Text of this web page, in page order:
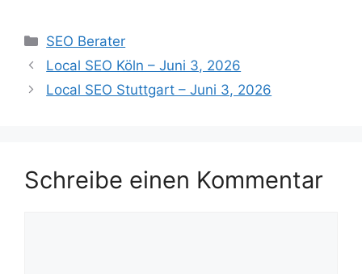
Kategorien
SEO Berater
Local SEO Köln – Juni 3, 2026
Local SEO Stuttgart – Juni 3, 2026
Schreibe einen Kommentar